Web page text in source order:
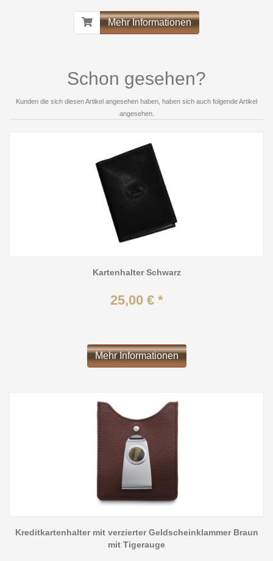
Mehr Informationen
Schon gesehen?
Kunden die sich diesen Artikel angesehen haben, haben sich auch folgende Artikel
angesehen.
Kartenhalter Schwarz
25,00 € *
Mehr Informationen
Kreditkartenhalter mit verzierter Geldscheinklammer Braun
mit Tigerauge